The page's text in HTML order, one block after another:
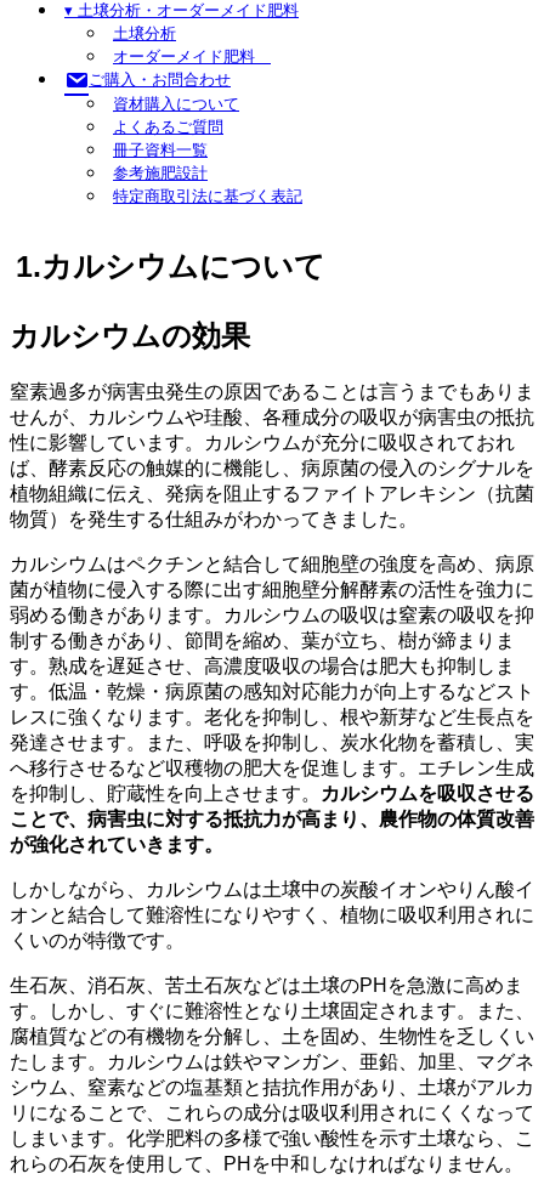
▾ 土壌分析・オーダーメイド肥料
土壌分析
オーダーメイド肥料
ご購入・お問合わせ
資材購入について
よくあるご質問
冊子資料一覧
参考施肥設計
特定商取引法に基づく表記
1.カルシウムについて
カルシウムの効果
窒素過多が病害虫発生の原因であることは言うまでもありま
せんが、カルシウムや珪酸、各種成分の吸収が病害虫の抵抗
性に影響しています。カルシウムが充分に吸収されておれ
ば、酵素反応の触媒的に機能し、病原菌の侵入のシグナルを
植物組織に伝え、発病を阻止するファイトアレキシン（抗菌
物質）を発生する仕組みがわかってきました。
カルシウムはペクチンと結合して細胞壁の強度を高め、病原
菌が植物に侵入する際に出す細胞壁分解酵素の活性を強力に
弱める働きがあります。カルシウムの吸収は窒素の吸収を抑
制する働きがあり、節間を縮め、葉が立ち、樹が締まりま
す。熟成を遅延させ、高濃度吸収の場合は肥大も抑制しま
す。低温・乾燥・病原菌の感知対応能力が向上するなどスト
レスに強くなります。老化を抑制し、根や新芽など生長点を
発達させます。また、呼吸を抑制し、炭水化物を蓄積し、実
へ移行させるなど収穫物の肥大を促進します。エチレン生成
を抑制し、貯蔵性を向上させます。
カルシウムを吸収させる
ことで、病害虫に対する抵抗力が高まり、農作物の体質改善
が強化されていきます。
しかしながら、カルシウムは土壌中の炭酸イオンやりん酸イ
オンと結合して難溶性になりやすく、植物に吸収利用されに
くいのが特徴です。
生石灰、消石灰、苦土石灰などは土壌のPHを急激に高めま
す。しかし、すぐに難溶性となり土壌固定されます。また、
腐植質などの有機物を分解し、土を固め、生物性を乏しくい
たします。カルシウムは鉄やマンガン、亜鉛、加里、マグネ
シウム、窒素などの塩基類と拮抗作用があり、土壌がアルカ
リになることで、これらの成分は吸収利用されにくくなって
しまいます。化学肥料の多様で強い酸性を示す土壌なら、こ
れらの石灰を使用して、PHを中和しなければなりません。